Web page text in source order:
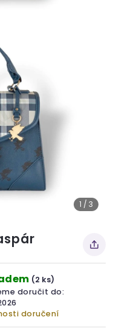
1 / 3
(2 ks)
doručit do:
doručení